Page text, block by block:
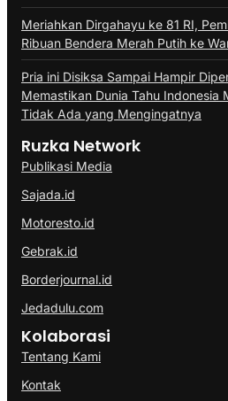
Meriahkan Dirgahayu ke 81 RI,
Ribuan Bendera Merah Putih ke
Pria ini Disiksa Sampai Hampir
Memastikan Dunia Tahu Indonesia
Tidak Ada yang Mengingatnya
Ruzka Network
Publikasi Media
Sajada.id
Motoresto.id
Gebrak.id
Borderjournal.id
Jedadulu.com
Kolaborasi
Tentang Kami
Kontak